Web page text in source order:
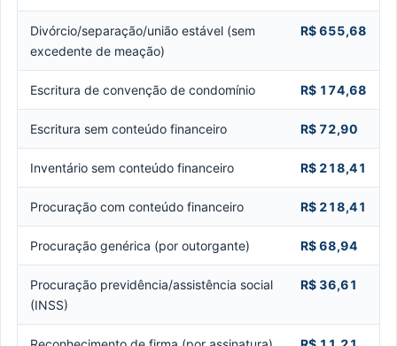
Divórcio/separação/união estável (sem
excedente de meação)
R$ 655,68
Escritura de convenção de condomínio R$ 174,68
Escritura sem conteúdo financeiro R$ 72,90
Inventário sem conteúdo financeiro R$ 218,41
Procuração com conteúdo financeiro R$ 218,41
Procuração genérica (por outorgante) R$ 68,94
Procuração previdência/assistência social
(INSS)
R$ 36,61